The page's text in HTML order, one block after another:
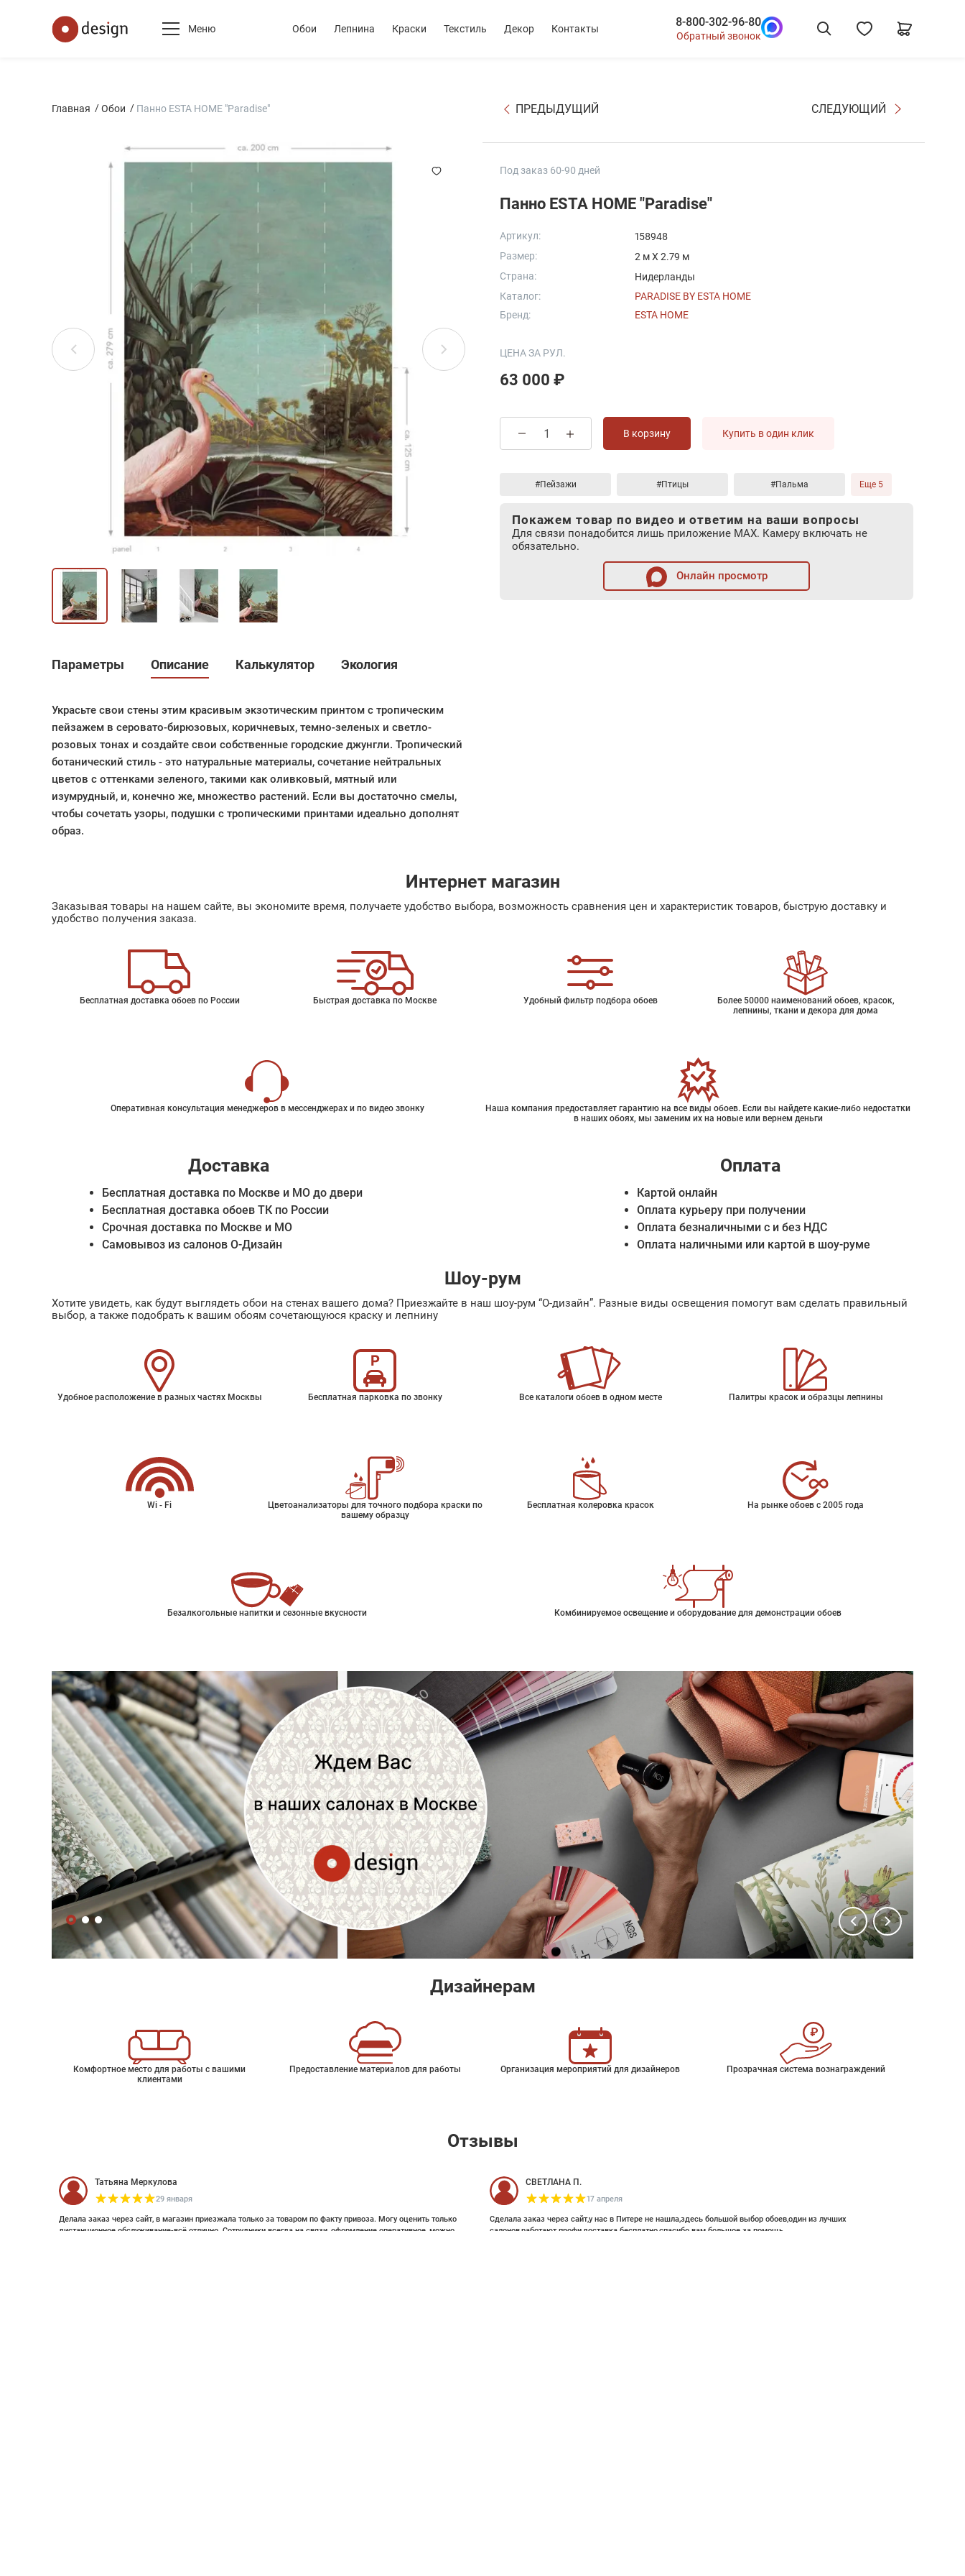
Меню Обои Лепнина Краски Текстиль Декор Контакты 8-800-302-96-80
Обратный звонок
Главная Обои Панно ESTA HOME "Paradise" ПРЕДЫДУЩИЙ СЛЕДУЮЩИЙ
Параметры Описание Калькулятор Экология
Украсьте свои стены этим красивым экзотическим принтом с тропическим
пейзажем в серовато-бирюзовых, коричневых, темно-зеленых и светло-
розовых тонах и создайте свои собственные городские джунгли. Тропический
ботанический стиль - это натуральные материалы, сочетание нейтральных
цветов с оттенками зеленого, такими как оливковый, мятный или
изумрудный, и, конечно же, множество растений. Если вы достаточно смелы,
чтобы сочетать узоры, подушки с тропическими принтами идеально дополнят
образ.
Под заказ 60-90 дней
Панно ESTA HOME "Paradise"
Артикул:
158948
Размер:
2 м X 2.79 м
Страна:
Нидерланды
Каталог:
PARADISE BY ESTA HOME
Бренд:
ESTA HOME
ЦЕНА ЗА РУЛ.
63 000 ₽
В корзину Купить в один клик
#Пейзажи #Птицы #Пальма Еще 5
Покажем товар по видео и ответим на ваши вопросы
Для связи понадобится лишь приложение MAX. Камеру включать не
обязательно.
Онлайн просмотр
Интернет магазин
Заказывая товары на нашем сайте, вы экономите время, получаете удобство выбора, возможность сравнения цен и характеристик товаров, быструю доставку и
удобство получения заказа.
Бесплатная доставка обоев по России Быстрая доставка по Москве Удобный фильтр подбора обоев
Более 50000 наименований обоев, красок,
лепнины, ткани и декора для дома
Оперативная консультация менеджеров в мессенджерах и по видео звонку
Наша компания предоставляет гарантию на все виды обоев. Если вы найдете какие-либо недостатки
в наших обоях, мы заменим их на новые или вернем деньги
Доставка
Бесплатная доставка по Москве и МО до двери
Бесплатная доставка обоев ТК по России
Срочная доставка по Москве и МО
Самовывоз из салонов О-Дизайн
Оплата
Картой онлайн
Оплата курьеру при получении
Оплата безналичными с и без НДС
Оплата наличными или картой в шоу-руме
Шоу-рум
Хотите увидеть, как будут выглядеть обои на стенах вашего дома? Приезжайте в наш шоу-рум “О-дизайн”. Разные виды освещения помогут вам сделать правильный
выбор, а также подобрать к вашим обоям сочетающуюся краску и лепнину
Удобное расположение в разных частях Москвы Бесплатная парковка по звонку Все каталоги обоев в одном месте Палитры красок и образцы лепнины
Wi - Fi
Цветоанализаторы для точного подбора краски по
вашему образцу
Бесплатная колеровка красок На рынке обоев с 2005 года
Безалкогольные напитки и сезонные вкусности Комбинируемое освещение и оборудование для демонстрации обоев
Дизайнерам
Комфортное место для работы с вашими
клиентами
Предоставление материалов для работы Организация мероприятий для дизайнеров Прозрачная система вознаграждений
Отзывы
Татьяна Меркулова
29 января
Делала заказ через сайт, в магазин приезжала только за товаром по факту привоза. Могу оценить только
дистанционное обслуживание-всё отлично. Сотрудники всегда на связи, оформление оперативное, можно
СВЕТЛАНА П.
17 апреля
Сделала заказ через сайт,у нас в Питере не нашла,здесь большой выбор обоев,один из лучших
салонов,работают профи,доставка бесплатно,спасибо вам большое за помощь.